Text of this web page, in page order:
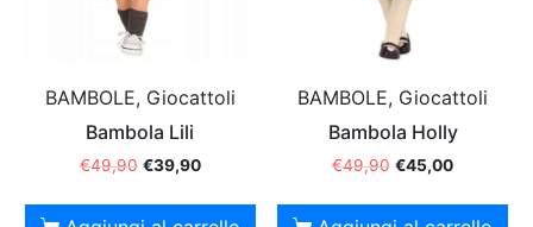
BAMBOLE, Giocattoli
Bambola Lili
€49,90 €39,90
BAMBOLE, Giocattoli
Bambola Holly
€49,90 €45,00